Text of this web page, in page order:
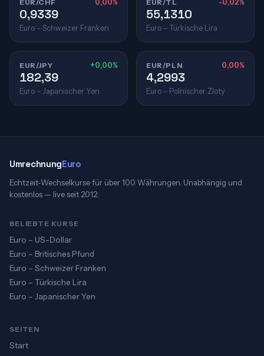
EUR/CHF 0,00%
0,9339
Euro – Schweizer Franken
EUR/TL -0,02%
55,1310
Euro – Türkische Lira
EUR/JPY +0,00%
182,39
Euro – Japanischer Yen
EUR/PLN 0,00%
4,2993
Euro – Polnischer Zloty
UmrechnungEuro
Echtzeit-Wechselkurse für über 100 Währungen. Unabhängig und
kostenlos — live seit 2012.
BELIEBTE KURSE
Euro – US-Dollar
Euro – Britisches Pfund
Euro – Schweizer Franken
Euro – Türkische Lira
Euro – Japanischer Yen
SEITEN
Start